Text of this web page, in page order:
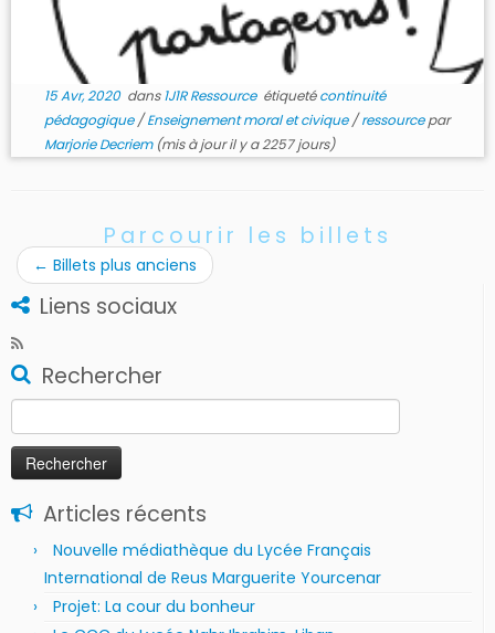
15 Avr, 2020dans1J1R Ressource étiquetécontinuité
pédagogique/Enseignement moral et civique/ressourcepar
Marjorie Decriem(mis à jour il y a 2257 jours)
Parcourir les billets
← Billets plus anciens
Liens sociaux
Rechercher
Articles récents
Nouvelle médiathèque du Lycée Français
International de Reus Marguerite Yourcenar
Projet: La cour du bonheur